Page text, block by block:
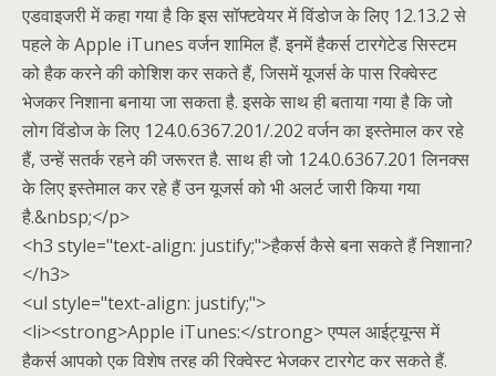
एडवाइजरी में कहा गया है कि इस सॉफ्टवेयर में विंडोज के लिए 12.13.2 से
पहले के Apple iTunes वर्जन शामिल हैं. इनमें हैकर्स टारगेटेड सिस्टम
को हैक करने की कोशिश कर सकते हैं, जिसमें यूजर्स के पास रिक्वेस्ट
भेजकर निशाना बनाया जा सकता है. इसके साथ ही बताया गया है कि जो
लोग विंडोज के लिए 124.0.6367.201/.202 वर्जन का इस्तेमाल कर रहे
हैं, उन्हें सतर्क रहने की जरूरत है. साथ ही जो 124.0.6367.201 लिनक्स
के लिए इस्तेमाल कर रहे हैं उन यूजर्स को भी अलर्ट जारी किया गया
है.&nbsp;</p>
<h3 style="text-align: justify;">हैकर्स कैसे बना सकते हैं निशाना?
</h3>
<ul style="text-align: justify;">
<li><strong>Apple iTunes:</strong> एप्पल आईट्यून्स में
हैकर्स आपको एक विशेष तरह की रिक्वेस्ट भेजकर टारगेट कर सकते हैं.